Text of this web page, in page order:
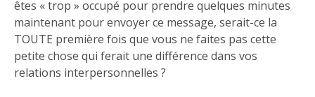
êtes « trop » occupé pour prendre quelques minutes
maintenant pour envoyer ce message, serait-ce la
TOUTE première fois que vous ne faites pas cette
petite chose qui ferait une différence dans vos
relations interpersonnelles ?